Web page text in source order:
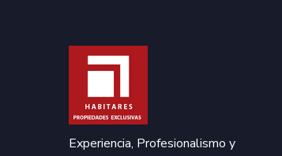
Experiencia, Profesionalismo y